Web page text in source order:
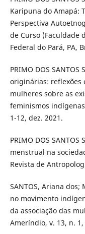
Karipuna do Amapá:
Perspectiva
de Curso (Faculdade
Federal do Pará, PA,
PRIMO DOS
originárias: reflexões
mulheres sobre as
feminismos
1-12, dez. 2021.
PRIMO DOS SANTOS
menstrual na
Revista de
SANTOS, Ariana dos;
no movimento
da associação das
Ameríndio, v. 13, n.